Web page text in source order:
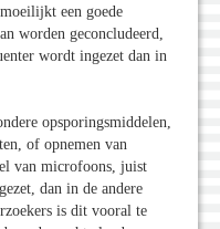
een goede
worden geconcludeerd,
wordt ingezet dan in
opsporingsmiddelen,
of opnemen van
van microfoons, juist
dan in de andere
is dit vooral te